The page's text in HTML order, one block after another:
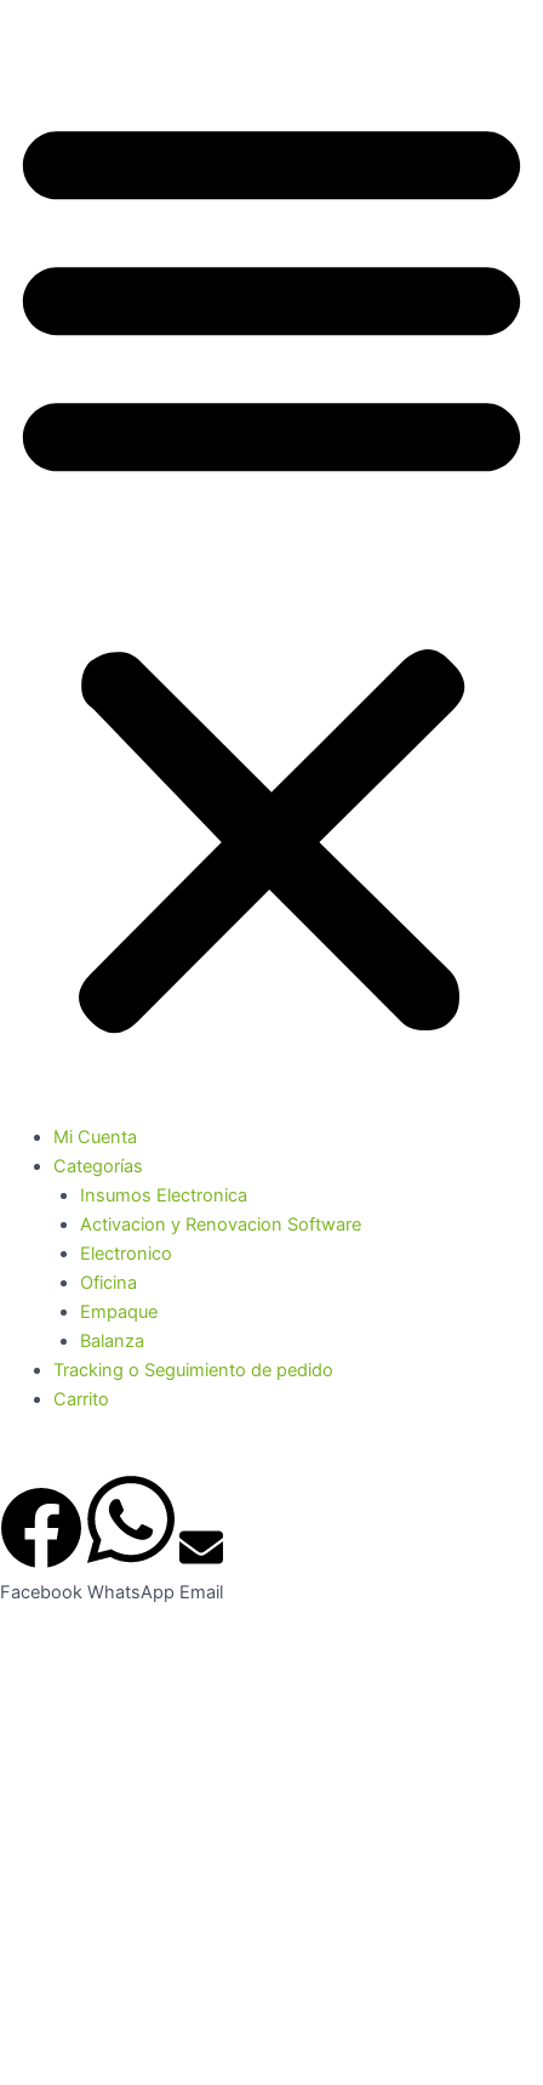
Mi Cuenta
Categorías
Insumos Electronica
Activacion y Renovacion Software
Electronico
Oficina
Empaque
Balanza
Tracking o Seguimiento de pedido
Carrito
Facebook WhatsApp Email